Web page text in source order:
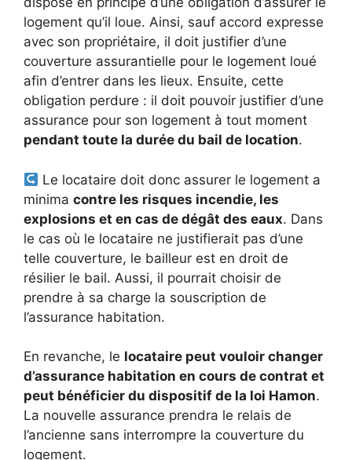
logement qu’il loue. Ainsi, sauf accord expresse
avec son propriétaire, il doit justifier d’une
couverture assurantielle pour le logement loué
afin d’entrer dans les lieux. Ensuite, cette
obligation perdure : il doit pouvoir justifier d’une
assurance pour son logement à tout moment
pendant toute la durée du bail de location.
Le locataire doit donc assurer le logement a
minima contre les risques incendie, les
explosions et en cas de dégât des eaux. Dans
le cas où le locataire ne justifierait pas d’une
telle couverture, le bailleur est en droit de
résilier le bail. Aussi, il pourrait choisir de
prendre à sa charge la souscription de
l’assurance habitation.
En revanche, le locataire peut vouloir changer
d’assurance habitation en cours de contrat et
peut bénéficier du dispositif de la loi Hamon.
La nouvelle assurance prendra le relais de
l’ancienne sans interrompre la couverture du
logement.